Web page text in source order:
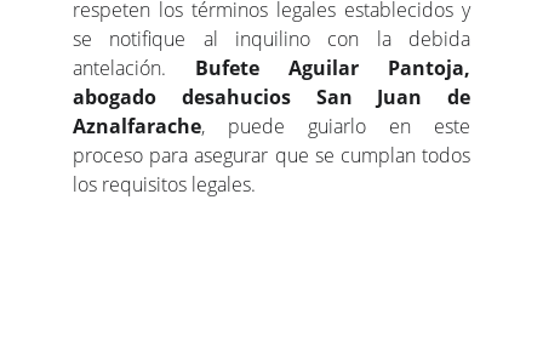
respeten los términos legales establecidos y
se notifique al inquilino con la debida
antelación. Bufete Aguilar Pantoja,
abogado desahucios San Juan de
Aznalfarache, puede guiarlo en este
proceso para asegurar que se cumplan todos
los requisitos legales.